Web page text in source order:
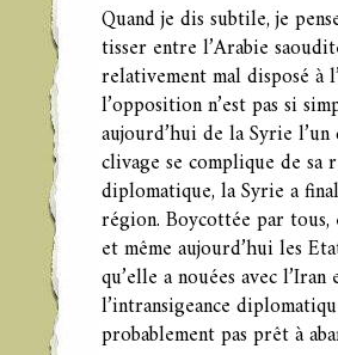
Quand je dis subtile, je
tisser entre l’Arabie
relativement mal disposé à
l’opposition n’est pas si
aujourd’hui de la Syrie
clivage se complique de sa
diplomatique, la Syrie a
région. Boycottée par
et même aujourd’hui les
qu’elle a nouées avec
l’intransigeance
probablement pas prêt à